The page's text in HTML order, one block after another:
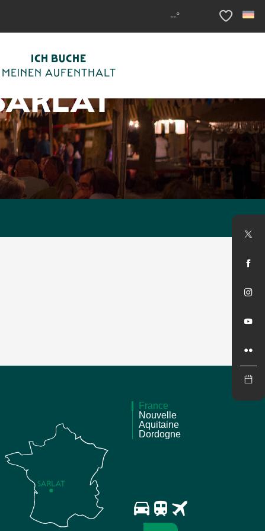
--°
Voir les
ICH BUCHE
MEINEN AUFENTHALT
France
Nouvelle
Aquitaine
Dordogne